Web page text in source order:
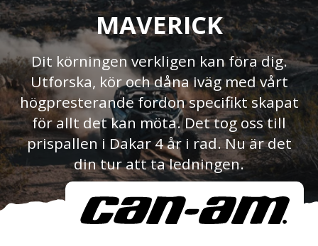
Fordon i lager
Verkstad
KAMPANJ
BRP
Släpvagnar & Skylift
Om oss
Förvaring
MAVERICK
Dit körningen verkligen kan föra dig.
Utforska, kör och dåna iväg med vårt
högpresterande fordon specifikt skapat
för allt det kan möta. Det tog oss till
prispallen i Dakar 4 år i rad. Nu är det
din tur att ta ledningen.